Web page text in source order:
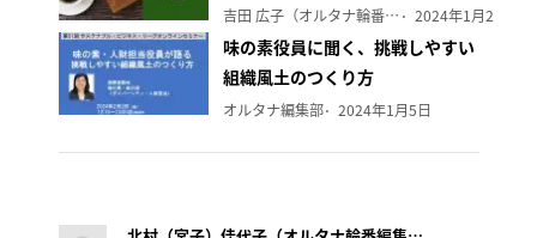
吉田 広子（オルタナ輪番編集長） 2024年1月29日
味の素役員に聞く、挑戦しやすい
組織風土のつくり方
オルタナ編集部 2024年1月5日